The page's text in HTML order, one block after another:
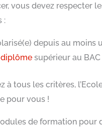
vous devez respecter
:
depuis au moins
diplôme supérieur au BAC
à tous les critères,
pour vous !
de formation pour